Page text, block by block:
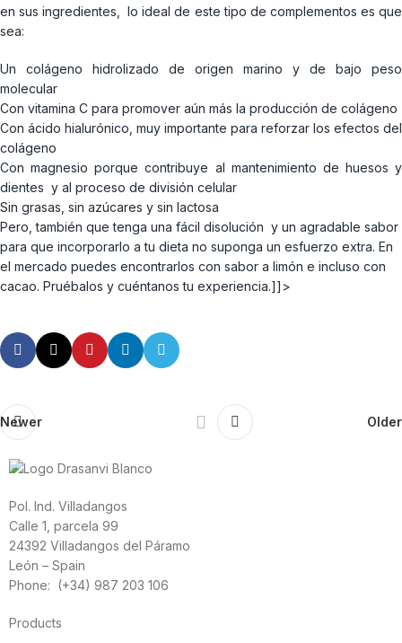
en sus ingredientes, lo ideal de este tipo de complementos es que
sea:
Un colágeno hidrolizado de origen marino y de bajo peso
molecular
Con vitamina C para promover aún más la producción de colágeno
Con ácido hialurónico, muy importante para reforzar los efectos del
colágeno
Con magnesio porque contribuye al mantenimiento de huesos y
dientes y al proceso de división celular
Sin grasas, sin azúcares y sin lactosa
Pero, también que tenga una fácil disolución y un agradable sabor
para que incorporarlo a tu dieta no suponga un esfuerzo extra. En
el mercado puedes encontrarlos con sabor a limón e incluso con
cacao. Pruébalos y cuéntanos tu experiencia.]]>
Newer Older
Pol. Ind. Villadangos
Calle 1, parcela 99
24392 Villadangos del Páramo
León – Spain
Phone: (+34) 987 203 106
Products